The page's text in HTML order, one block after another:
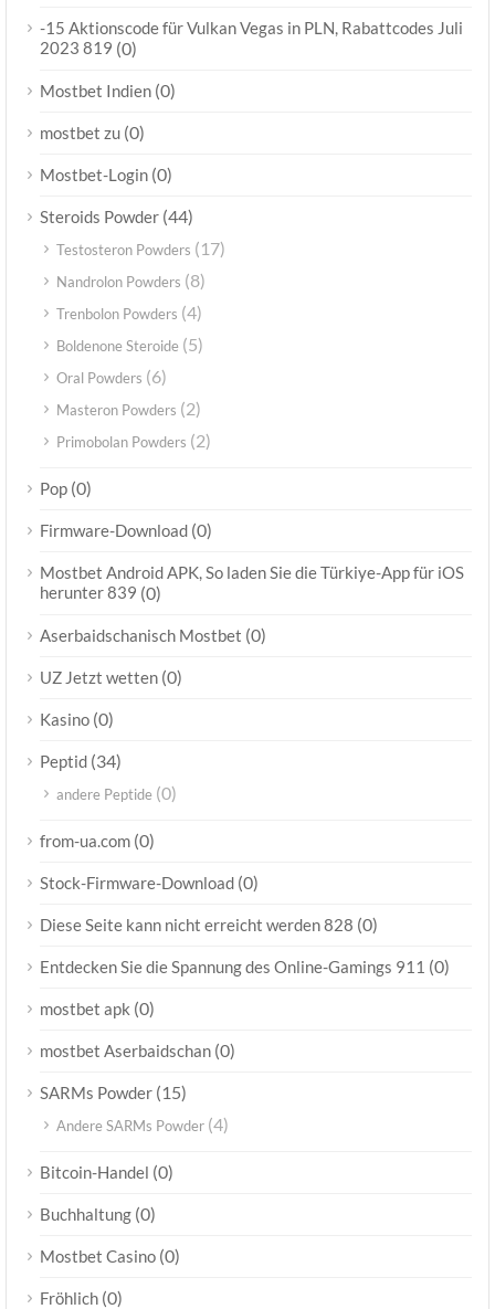
-15 Aktionscode für Vulkan Vegas in PLN, Rabattcodes Juli
2023 819 (0)
Mostbet Indien (0)
mostbet zu (0)
Mostbet-Login (0)
Steroids Powder (44)
Testosteron Powders (17)
Nandrolon Powders (8)
Trenbolon Powders (4)
Boldenone Steroide (5)
Oral Powders (6)
Masteron Powders (2)
Primobolan Powders (2)
Pop (0)
Firmware-Download (0)
Mostbet Android APK, So laden Sie die Türkiye-App für iOS
herunter 839 (0)
Aserbaidschanisch Mostbet (0)
UZ Jetzt wetten (0)
Kasino (0)
Peptid (34)
andere Peptide (0)
from-ua.com (0)
Stock-Firmware-Download (0)
Diese Seite kann nicht erreicht werden 828 (0)
Entdecken Sie die Spannung des Online-Gamings 911 (0)
mostbet apk (0)
mostbet Aserbaidschan (0)
SARMs Powder (15)
Andere SARMs Powder (4)
Bitcoin-Handel (0)
Buchhaltung (0)
Mostbet Casino (0)
Fröhlich (0)